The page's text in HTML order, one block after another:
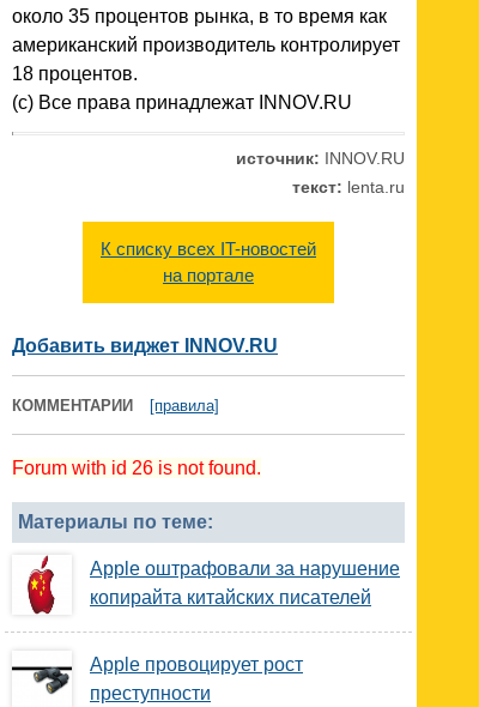
около 35 процентов рынка, в то время как
американский производитель контролирует
18 процентов.
(c) Все права принадлежат INNOV.RU
источник: INNOV.RU
текст: lenta.ru
К списку всех IT-новостей
на портале
Добавить виджет INNOV.RU
КОММЕНТАРИИ [правила]
Forum with id 26 is not found.
Материалы по теме:
Apple оштрафовали за нарушение
копирайта китайских писателей
Apple провоцирует рост
преступности